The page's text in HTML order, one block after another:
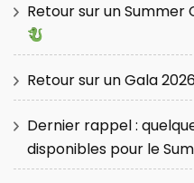
Retour sur un Summer
Retour sur un Gala
Dernier rappel :
disponibles pour le